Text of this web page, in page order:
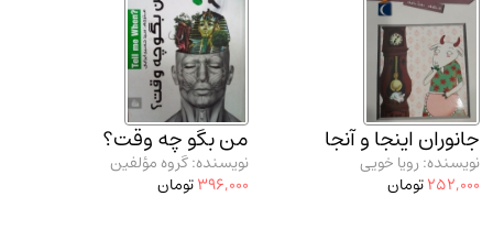
جانوران اینجا و آنجا
نویسنده: رویا خویی
252,000تومان
من بگو چه وقت؟
نویسنده: گروه مؤلفین
396,000تومان